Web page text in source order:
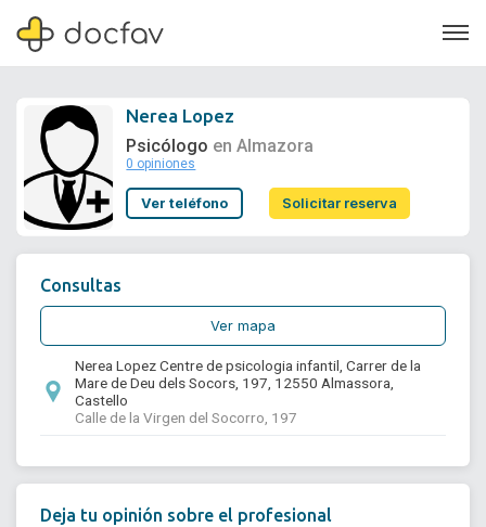
Soporte
Nerea Lopez
Psicólogo en Almazora
0 opiniones
Ver teléfono Solicitar reserva
Consultas
Ver mapa
Nerea Lopez Centre de psicologia infantil, Carrer de la
Mare de Deu dels Socors, 197, 12550 Almassora,
Castello
Calle de la Virgen del Socorro, 197
Deja tu opinión sobre el profesional